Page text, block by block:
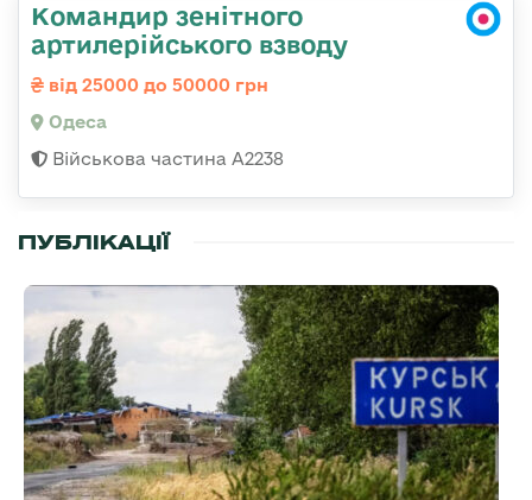
Командир зенітного
артилерійського взводу
від 25000 до 50000 грн
Одеса
Військова частина А2238
ПУБЛІКАЦІЇ